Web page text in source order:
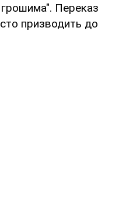
Переказ
призводить до